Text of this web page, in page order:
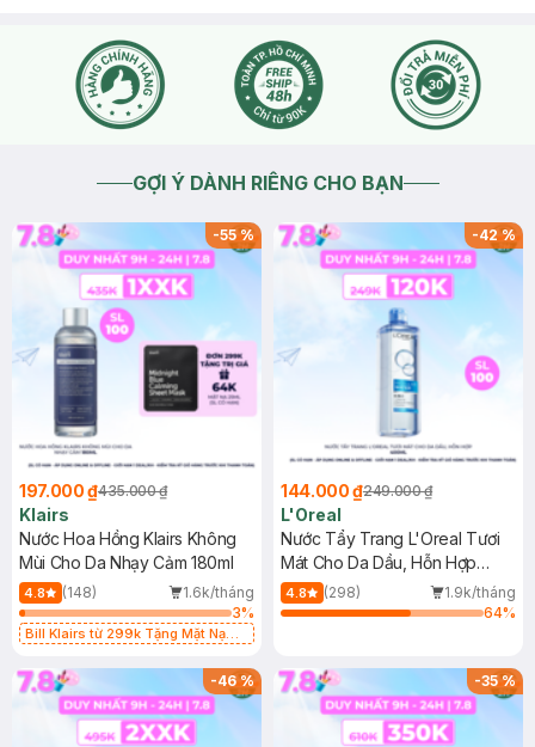
GỢI Ý DÀNH RIÊNG CHO BẠN
-55%
197.000 ₫435.000 ₫
Klairs
Nước Hoa Hồng Klairs Không
Mùi Cho Da Nhạy Cảm 180ml
4.8 (148)
1.6k/tháng
3%
Bill Klairs từ 299k Tặng Mặt Nạ
25ml (SL Có Hạn)
-42%
144.000 ₫249.000 ₫
L'Oreal
Nước Tẩy Trang L'Oreal Tươi
Mát Cho Da Dầu, Hỗn Hợp
400ml
4.8 (298)
1.9k/tháng
64%
-46% -35%